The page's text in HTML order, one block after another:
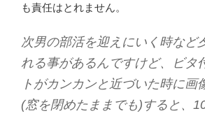
も責任はとれません。
次男の部活を迎えにいく時など
れる事があるんですけど、ビタ
トがカンカンと近づいた時に画
(窓を閉めたままでも)すると、